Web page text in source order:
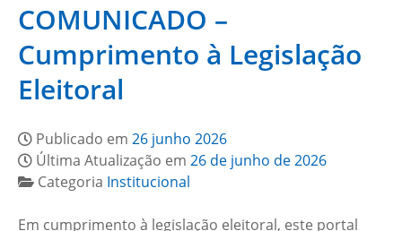
COMUNICADO –
Cumprimento à Legislação
Eleitoral
Publicado em 26 junho 2026
Última Atualização em 26 de junho de 2026
Categoria Institucional
Em cumprimento à legislação eleitoral, este portal